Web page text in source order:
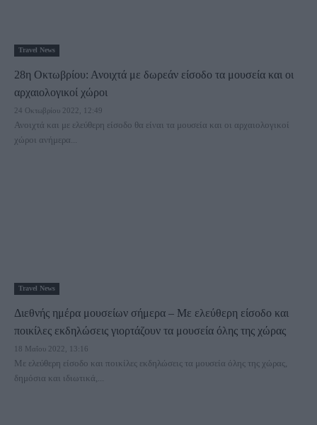
Travel News
28η Οκτωβρίου: Ανοιχτά με δωρεάν είσοδο τα μουσεία και οι
αρχαιολογικοί χώροι
24 Οκτωβρίου 2022, 12:49
Ανοιχτά και με ελεύθερη είσοδο θα είναι τα μουσεία και οι αρχαιολογικοί
χώροι ανήμερα...
Travel News
Διεθνής ημέρα μουσείων σήμερα – Με ελεύθερη είσοδο και
ποικίλες εκδηλώσεις γιορτάζουν τα μουσεία όλης της χώρας
18 Μαΐου 2022, 13:16
Με ελεύθερη είσοδο και ποικίλες εκδηλώσεις τα μουσεία όλης της χώρας,
δημόσια και ιδιωτικά,...